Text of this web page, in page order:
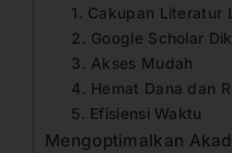
1. Cakupan Literatur
2. Google Scholar
3. Akses Mudah
4. Hemat Dana dan
5. Efisiensi Waktu
Mengoptimalkan